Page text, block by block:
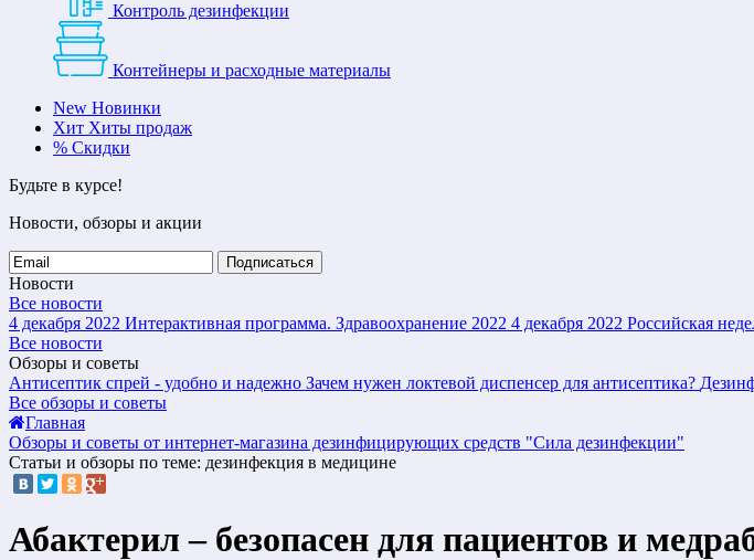
Контроль дезинфекции
Контейнеры и расходные материалы
New Новинки
Хит Хиты продаж
% Скидки
Будьте в курсе!
Новости, обзоры и акции
Подписаться
Новости
Все новости
4 декабря 2022 Интерактивная программа. Здравоохранение 2022 4 декабря 2022 Российская
Все новости
Обзоры и советы
Антисептик спрей - удобно и надежно Зачем нужен локтевой диспенсер для антисептика?
Все обзоры и советы
Главная
Обзоры и советы от интернет-магазина дезинфицирующих средств "Сила дезинфекции"
Статьи и обзоры по теме: дезинфекция в медицине
Абактерил – безопасен для пациентов и